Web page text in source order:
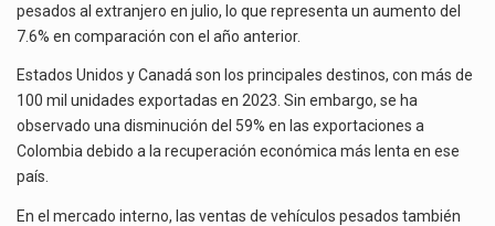
pesados al extranjero en julio, lo que representa un aumento del
7.6% en comparación con el año anterior.
Estados Unidos y Canadá son los principales destinos, con más de
100 mil unidades exportadas en 2023. Sin embargo, se ha
observado una disminución del 59% en las exportaciones a
Colombia debido a la recuperación económica más lenta en ese
país.
En el mercado interno, las ventas de vehículos pesados también